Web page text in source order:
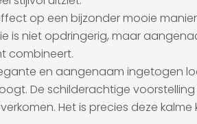
op een bijzonder mooie
niet opdringerig, maar
combineert.
en aangenaam ingetogen
De schilderachtige
Het is precies deze